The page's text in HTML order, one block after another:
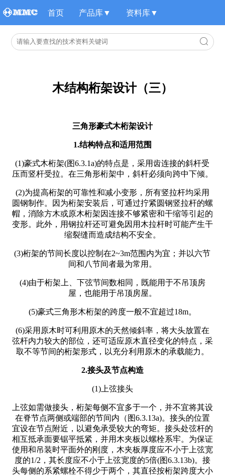
首页 产品库▼ 资料库▼
木结构桁架设计（三）
三角形豪式木桁架设计
1.结构特点和适用范围
(1)豪式木桁架(图6.3.1a)的特点是，采用齿连接的斜杆受
压而竖杆受拉。在三角形桁架中，斜杆必须向跨中下倾。
(2)为提高桁架的可靠性和减小变形，所有竖拉杆均采用
圆钢制作。因为桁架安装后，可通过拧紧圆钢竖拉杆的螺
帽，消除方木或原木桁架因连接不够紧密和干缩等引起的
变形。此外，用钢拉杆还可避免因用木拉杆时可能产生干
缩裂缝而造成结构不安全。
(3)桁架的节间长度以控制在2~3m范围内为宜；并以六节
间和八节间者最为常用。
(4)由于桁架上、下弦节间数相同，既能用于不吊顶房
屋，也能用于吊顶房屋。
(5)豪式三角形木桁架的跨度一般不宜超过18m。
(6)采用原木时可利用原木的天然倾斜率，将大头放置在
弦杆内力较大的部位，还可适应原木直径变化的特点，采
取不等节间的桁架形式，以充分利用原木的承载能力。
2.接头及节点构造
(1)上弦接头
上弦如需做接头，桁架每侧不宜多于一个，并不宜将其设
在脊节点两侧或端部的节间内（图6.3.13a)。接头的位置
宜设在节点附近，以避免承受较大的弯矩。接头处弦杆的
相互抵承面要锯平抵紧，并用木夹板以螺栓系牢。为保证
使用和吊装时平面外的刚度，木夹板厚度应不小于上弦宽
度的1/2，其长度应不小于上弦宽度的5倍(图6.3.13b)。接
头每侧的系紧螺栓不得少于两个，其直径按桁架跨度大小